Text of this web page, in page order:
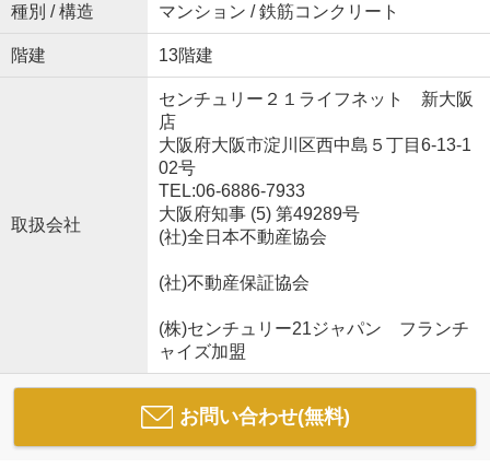
種別 / 構造 マンション / 鉄筋コンクリート
階建 13階建
取扱会社
センチュリー２１ライフネット 新大阪
店
大阪府大阪市淀川区西中島５丁目6-13-1
02号
TEL:06-6886-7933
大阪府知事 (5) 第49289号
(社)全日本不動産協会
(社)不動産保証協会
(株)センチュリー21ジャパン フランチ
ャイズ加盟
お問い合わせ(無料)